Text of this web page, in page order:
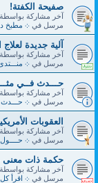
صفيحة الكفتة!
آخر مشاركة بواسطة
مرسل في܀ مطبخ
آلية جديدة لعلاج
آخر مشاركة بواسطة
مرسل في܀ منـــتدى
حـــدث فــي مثـــل
آخر مشاركة بواسطة
مرسل في܀ حـــدث
العقوبات
آخر مشاركة بواسطة
مرسل في܀ حــــول
حكمة ذات معنى
آخر مشاركة بواسطة
مرسل في܀ اقرأ